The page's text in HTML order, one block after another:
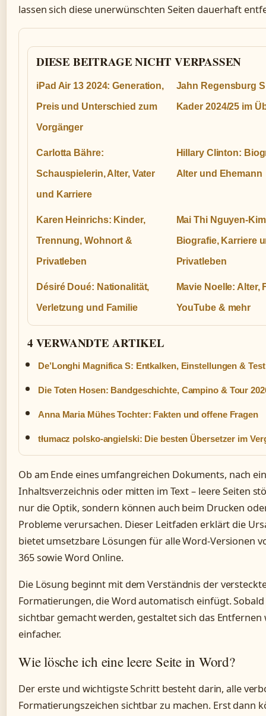
lassen sich diese unerwünschten Seiten dauerhaft
DIESE BEITRAGE NICHT VERPASSEN
iPad Air 13 2024: Generation,
Preis und Unterschied zum
Vorgänger
Jahn Regensburg
Kader 2024/25 im
Carlotta Bähre:
Schauspielerin, Alter, Vater
und Karriere
Hillary Clinton:
Alter und Ehemann
Karen Heinrichs: Kinder,
Trennung, Wohnort &
Privatleben
Mai Thi Nguyen-
Biografie, Karriere
Privatleben
Désiré Doué: Nationalität,
Verletzung und Familie
Mavie Noelle: Alter,
YouTube & mehr
4 VERWANDTE ARTIKEL
De’Longhi Magnifica S: Entkalken, Einstellungen & Test
Die Toten Hosen: Bandgeschichte, Campino & Tour
Anna Maria Mühes Tochter: Fakten und offene Fragen
tłumacz polsko-angielski: Die besten Übersetzer im
Ob am Ende eines umfangreichen Dokuments, nach
Inhaltsverzeichnis oder mitten im Text – leere Seiten
nur die Optik, sondern können auch beim Drucken
Probleme verursachen. Dieser Leitfaden erklärt die
bietet umsetzbare Lösungen für alle Word-Versionen
365 sowie Word Online.
Die Lösung beginnt mit dem Verständnis der
Formatierungen, die Word automatisch einfügt. Sobald
sichtbar gemacht werden, gestaltet sich das Entfernen
einfacher.
Wie lösche ich eine leere Seite in Word?
Der erste und wichtigste Schritt besteht darin, alle
Formatierungszeichen sichtbar zu machen. Erst dann